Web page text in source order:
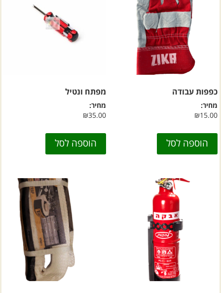
כפפות עבודה
מחיר:
₪15.00
הוספה לסל
מפתח ונטיל
מחיר:
₪35.00
הוספה לסל